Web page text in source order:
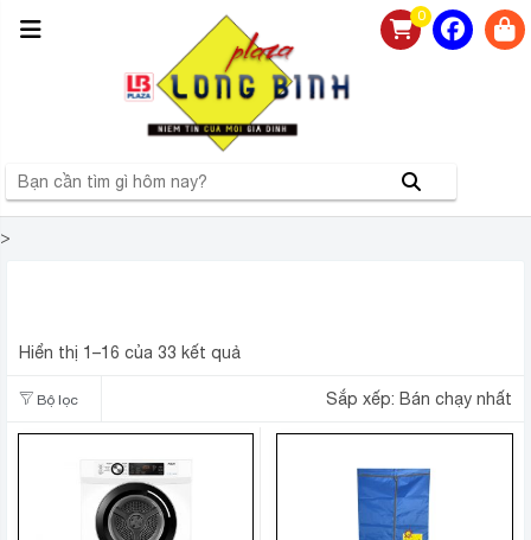
0
>
Hiển thị 1–16 của 33 kết quả
Bộ lọc Sắp xếp: Bán chạy nhất